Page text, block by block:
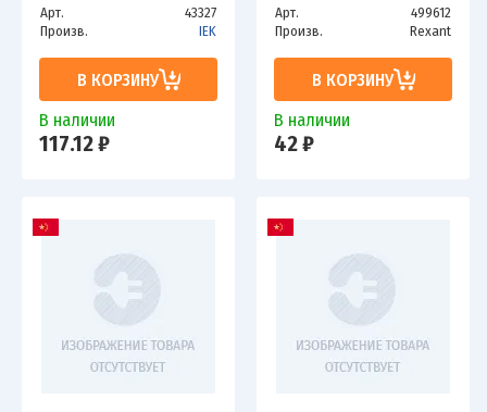
Арт.
43327
Произв.
IEK
В КОРЗИНУ
В наличии
117.12 ₽
REXANT 36-2590
Арт.
499612
Произв.
Rexant
В КОРЗИНУ
В наличии
42 ₽